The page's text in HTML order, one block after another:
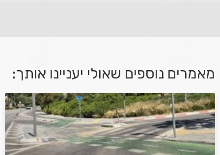
אני מאשר/ת קבלת דיוור במייל ושימוש בפרטים בהתאם
למדיניות הפרטיות
מאמרים נוספים שאולי יעניינו אותך: